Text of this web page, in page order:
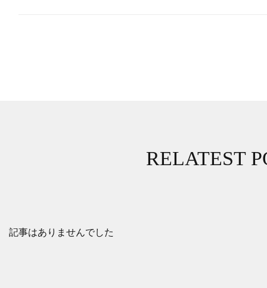
RELATEST
記事はありませんでした